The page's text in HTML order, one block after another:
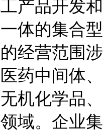
产品开发和
体的集合型
经营范围涉
药中间体、
机化学品、
域。企业集